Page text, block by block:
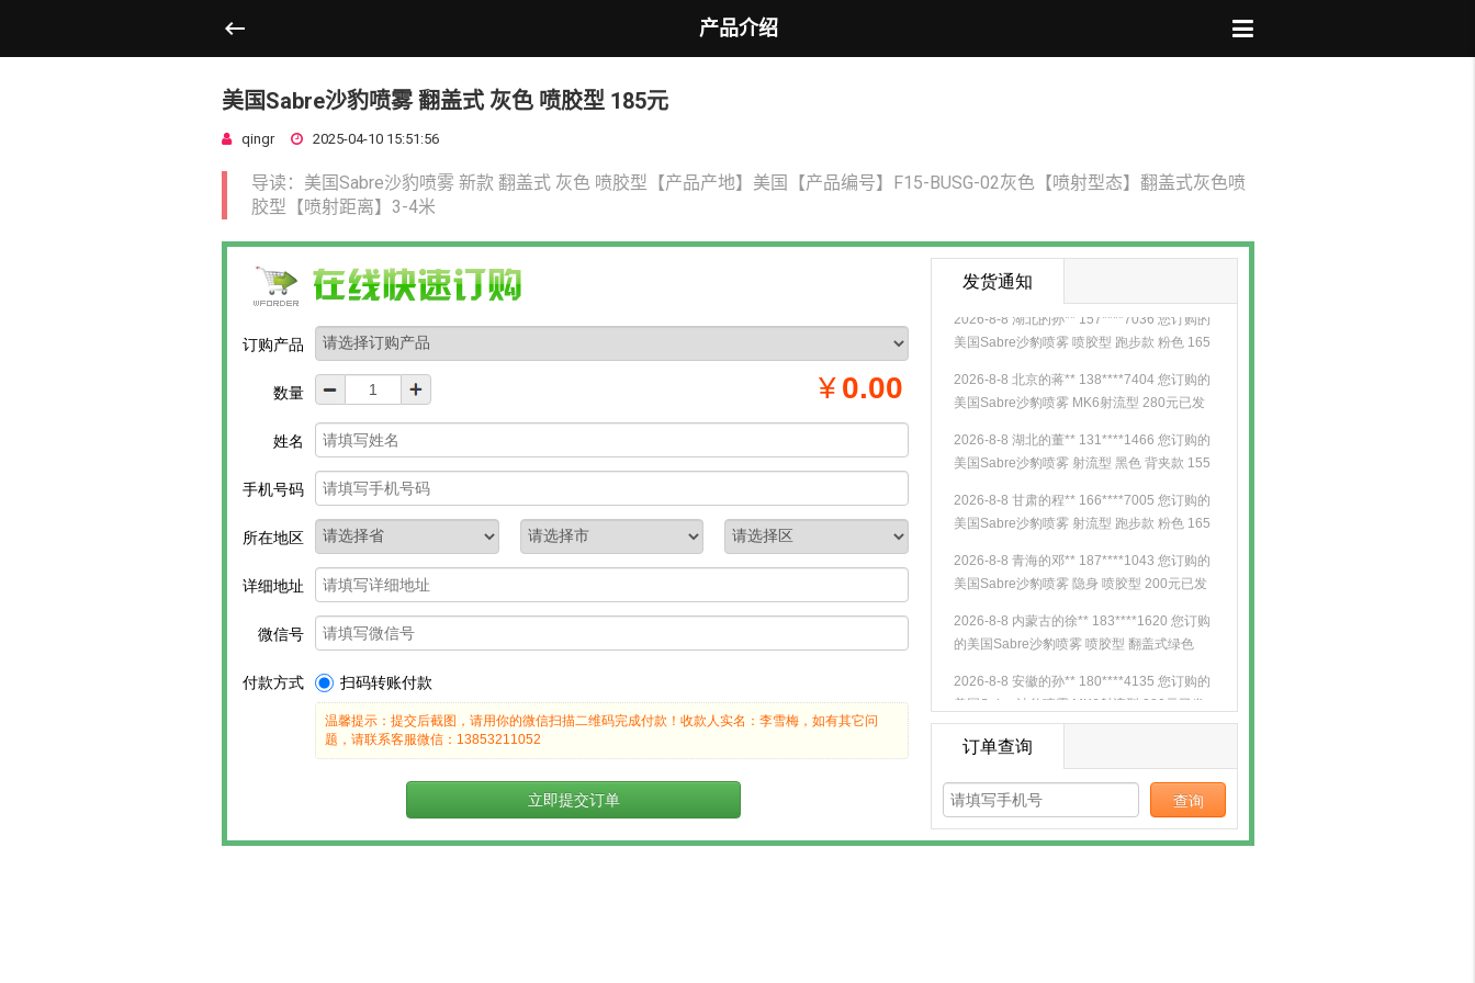
产品介绍
美国Sabre沙豹喷雾 翻盖式 灰色 喷胶型 185元
qingr 2025-04-10 15:51:56
导读：美国Sabre沙豹喷雾 新款 翻盖式 灰色 喷胶型【产品产地】美国【产品编号】F15-BUSG-02灰色【喷射型态】翻盖式灰色喷
胶型【喷射距离】3-4米